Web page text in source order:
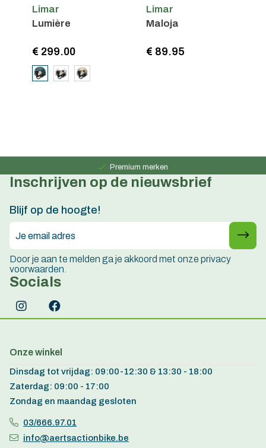
Limar
Lumière
€ 299.00
Limar
Maloja
€ 89.95
Premium merken
Persoonlijk advies
Inschrijven op de nieuwsbrief
Blijf op de hoogte!
Door je aan te melden ga je akkoord met onze privacy
voorwaarden.
Socials
Onze winkel
Dinsdag tot vrijdag: 09:00-12:30 & 13:30 - 18:00
Zaterdag: 09:00 - 17:00
Zondag en maandag gesloten
03/666.97.01
info@aertsactionbike.be